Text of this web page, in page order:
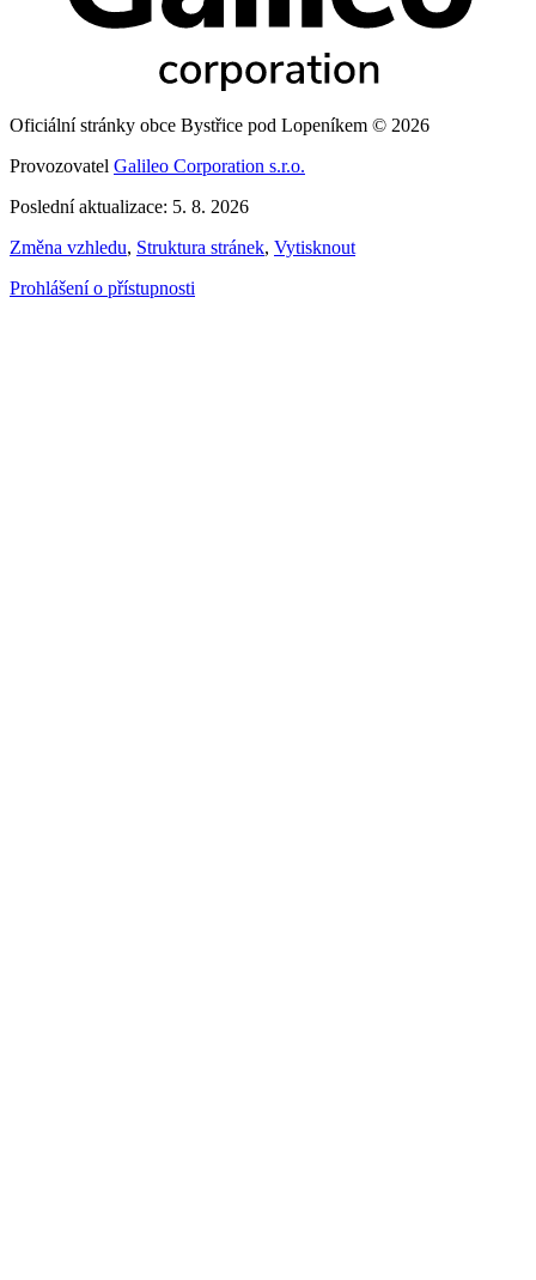
Oficiální stránky obce Bystřice pod Lopeníkem © 2026
Provozovatel Galileo Corporation s.r.o.
Poslední aktualizace: 5. 8. 2026
Změna vzhledu, Struktura stránek, Vytisknout
Prohlášení o přístupnosti